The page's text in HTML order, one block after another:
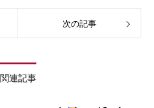
次の記事
関連記事